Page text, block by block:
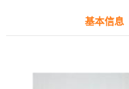
基本信息